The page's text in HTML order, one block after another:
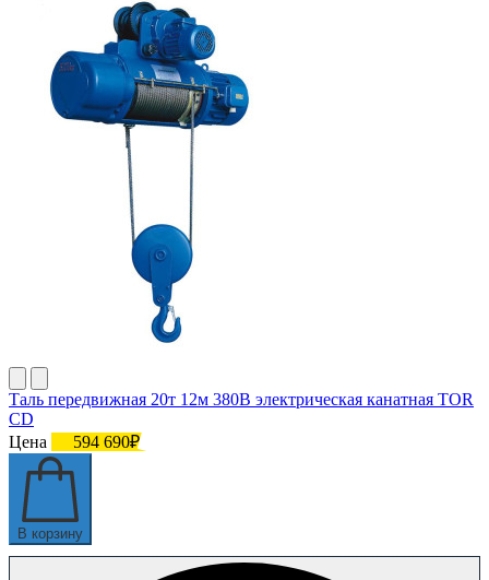
Таль передвижная 20т 12м 380В электрическая канатная TOR
CD
Цена
594 690₽
В корзину